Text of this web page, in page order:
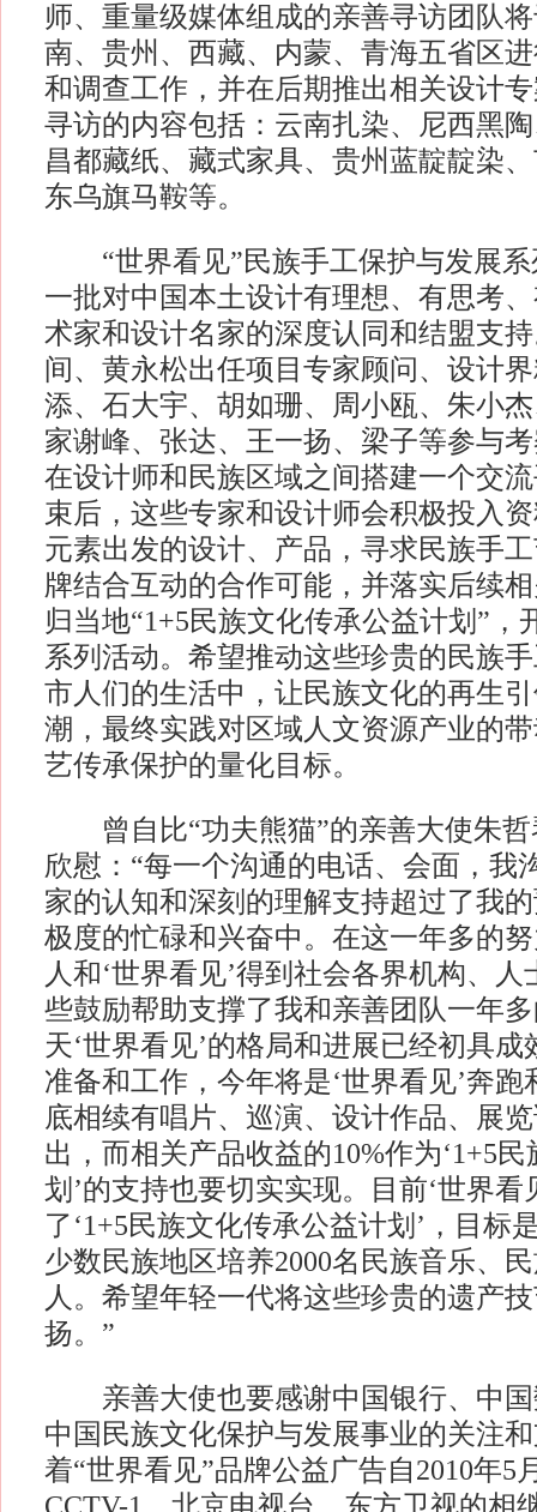
师、重量级媒体组成的亲善寻访团队
南、贵州、西藏、内蒙、青海五省区
和调查工作，并在后期推出相关设计
寻访的内容包括：云南扎染、尼西黑
昌都藏纸、藏式家具、贵州蓝靛靛染
东乌旗马鞍等。
“世界看见”民族手工保护与发展系
一批对中国本土设计有理想、有思考
术家和设计名家的深度认同和结盟支
间、黄永松出任项目专家顾问、设计
添、石大宇、胡如珊、周小瓯、朱小
家谢峰、张达、王一扬、梁子等参与
在设计师和民族区域之间搭建一个交
束后，这些专家和设计师会积极投入
元素出发的设计、产品，寻求民族手
牌结合互动的合作可能，并落实后续
归当地“1+5民族文化传承公益计划”，
系列活动。希望推动这些珍贵的民族
市人们的生活中，让民族文化的再生
潮，最终实践对区域人文资源产业的
艺传承保护的量化目标。
曾自比“功夫熊猫”的亲善大使朱哲
欣慰：“每一个沟通的电话、会面，我
家的认知和深刻的理解支持超过了我
极度的忙碌和兴奋中。在这一年多的
人和‘世界看见’得到社会各界机构、
些鼓励帮助支撑了我和亲善团队一年
天‘世界看见’的格局和进展已经初具
准备和工作，今年将是‘世界看见’奔
底相续有唱片、巡演、设计作品、展
出，而相关产品收益的10%作为‘1+5
划’的支持也要切实实现。目前‘世界看
了‘1+5民族文化传承公益计划’，目标
少数民族地区培养2000名民族音乐、
人。希望年轻一代将这些珍贵的遗产
扬。”
亲善大使也要感谢中国银行、中国
中国民族文化保护与发展事业的关注
着“世界看见”品牌公益广告自2010年5